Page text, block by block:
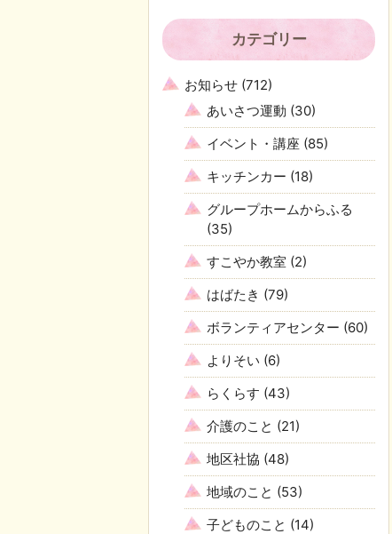
カテゴリー
お知らせ (712)
あいさつ運動 (30)
イベント・講座 (85)
キッチンカー (18)
グループホームからふる
(35)
すこやか教室 (2)
はばたき (79)
ボランティアセンター (60)
よりそい (6)
らくらす (43)
介護のこと (21)
地区社協 (48)
地域のこと (53)
子どものこと (14)